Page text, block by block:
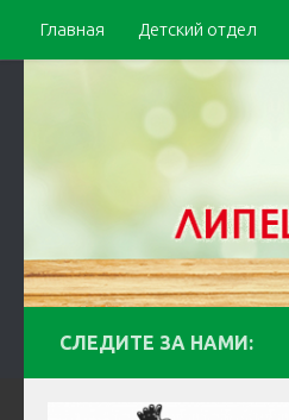
Главная Детский отдел
СЛЕДИТЕ ЗА НАМИ: